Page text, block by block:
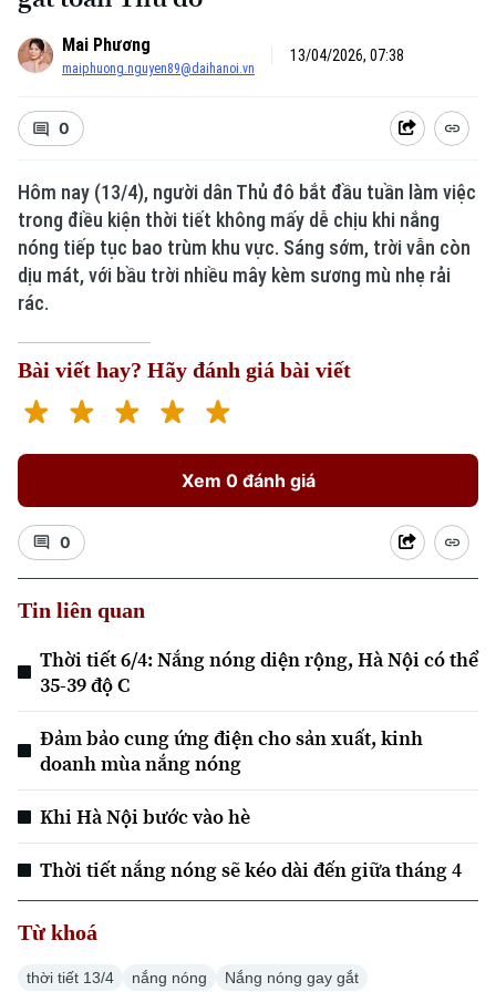
Xu hướng
Chuyên mục
Thời sự
Mai Phương
maiphuong.nguyen89@daihanoi.vn
13/04/2026, 07:38
0
Hôm nay (13/4), người dân Thủ đô bắt đầu tuần làm việc
trong điều kiện thời tiết không mấy dễ chịu khi nắng
nóng tiếp tục bao trùm khu vực. Sáng sớm, trời vẫn còn
dịu mát, với bầu trời nhiều mây kèm sương mù nhẹ rải
rác.
Bài viết hay? Hãy đánh giá bài viết
Xem 0 đánh giá
0
Tin liên quan
Thời tiết 6/4: Nắng nóng diện rộng, Hà Nội có thể
35-39 độ C
Đảm bảo cung ứng điện cho sản xuất, kinh
doanh mùa nắng nóng
Khi Hà Nội bước vào hè
Thời tiết nắng nóng sẽ kéo dài đến giữa tháng 4
Từ khoá
thời tiết 13/4 nắng nóng Nắng nóng gay gắt